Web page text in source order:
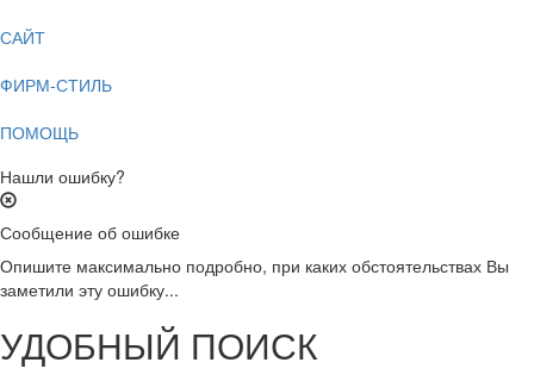
САЙТ
ФИРМ-СТИЛЬ
ПОМОЩЬ
Нашли ошибку?
Сообщение об ошибке
Опишите максимально подробно, при каких обстоятельствах Вы
заметили эту ошибку...
УДОБНЫЙ ПОИСК